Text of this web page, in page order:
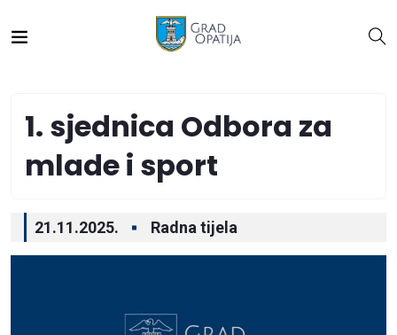
1. sjednica Odbora za
mlade i sport
21.11.2025. Radna tijela